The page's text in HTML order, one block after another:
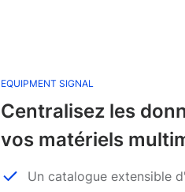
EQUIPMENT SIGNAL
Centralisez les
vos matériels
Un catalogue extensible